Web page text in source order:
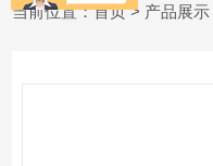
当前位置：首页> 产品展示